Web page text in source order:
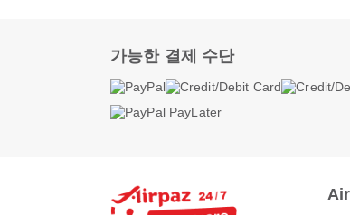
가능한 결제 수단